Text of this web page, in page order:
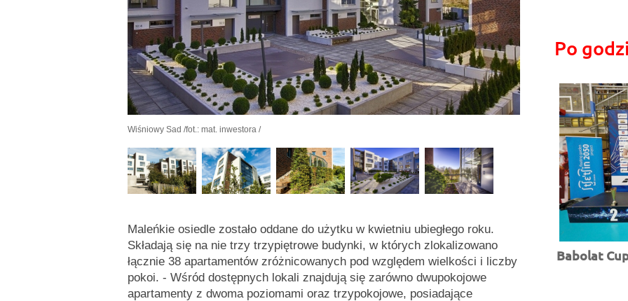
Wiśniowy Sad /fot.: mat. inwestora /
Maleńkie osiedle zostało oddane do użytku w kwietniu ubiegłego roku.
Składają się na nie trzy trzypiętrowe budynki, w których zlokalizowano
łącznie 38 apartamentów zróżnicowanych pod względem wielkości i liczby
pokoi. - Wśród dostępnych lokali znajdują się zarówno dwupokojowe
apartamenty z dwoma poziomami oraz trzypokojowe, posiadające
Po
Babolat